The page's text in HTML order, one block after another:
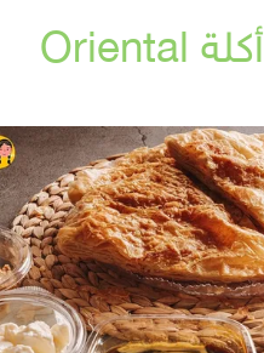
أكلة Oriental